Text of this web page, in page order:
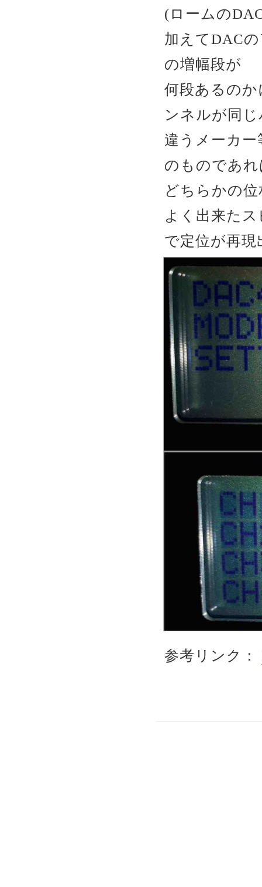
(ロームの
加えてDAC
の増幅段が
何段あるの
ンネルが同
違うメーカ
のものであ
どちらかの
よく出来た
で定位が再
参考リンク：